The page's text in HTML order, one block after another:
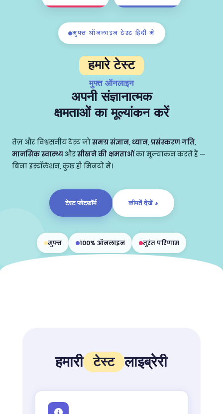
मुफ्त ऑनलाइन टेस्ट हिंदी में
हमारे टेस्ट
मुफ्त ऑनलाइन
अपनी संज्ञानात्मक
क्षमताओं का मूल्यांकन करें
तेज़ और विश्वसनीय टेस्ट जोसमग्र संज्ञान, ध्यान,प्रसंस्करण गति,
मानसिक स्वास्थ्य औरसीखने की क्षमताओंका मूल्यांकन करते हैं —
बिना इंस्टॉलेशन, कुछ ही मिनटों में।
टेस्ट प्लेटफ़ॉर्म कीमतें देखें ↓
मुफ्त 100% ऑनलाइन तुरंत परिणाम
हमारी टेस्ट लाइब्रेरी